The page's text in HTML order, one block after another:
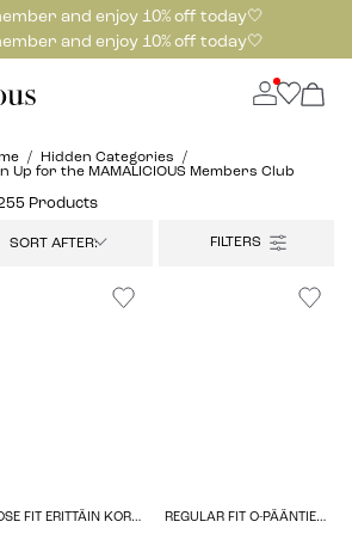
and enjoy 10% off today🤍
and enjoy 10% off today🤍
Hidden Categories
Up for the MAMALICIOUS Members Club
Products
SORT AFTER:
LOOSE FIT ERITTÄIN KORKEA VYÖTÄRÖ JOUSTAVA YKSITYISKOHTA LEGGINGSIT REGULAR FIT O-PÄÄNTIE TOPIT